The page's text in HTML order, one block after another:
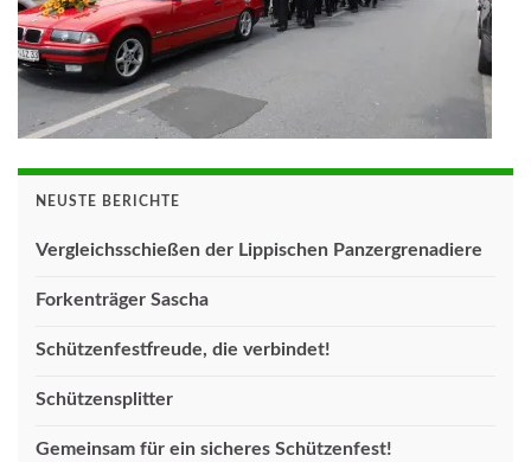
NEUSTE BERICHTE
Vergleichsschießen der Lippischen Panzergrenadiere
Forkenträger Sascha
Schützenfestfreude, die verbindet!
Schützensplitter
Gemeinsam für ein sicheres Schützenfest!